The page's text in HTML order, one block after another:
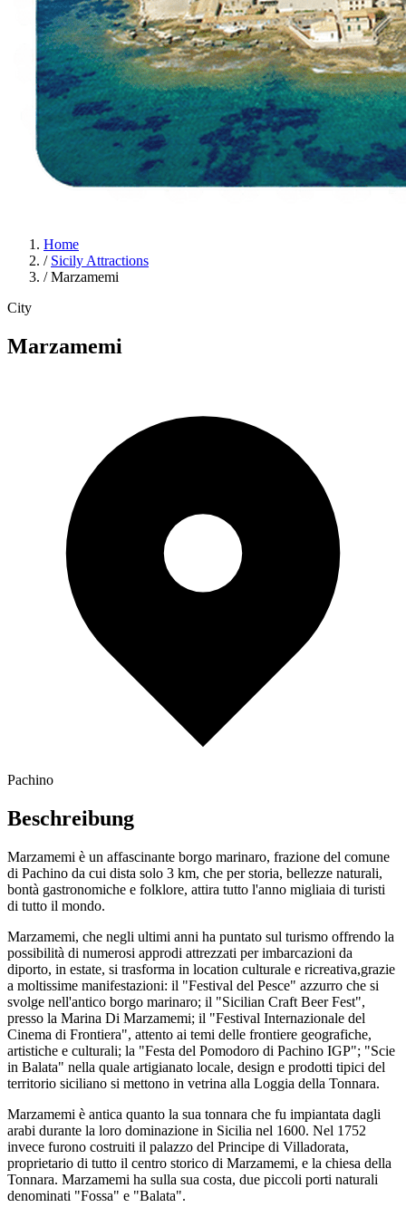
Home
/ Sicily Attractions
/ Marzamemi
City
Marzamemi
Pachino
Beschreibung
Marzamemi è un affascinante borgo marinaro, frazione del comune
di Pachino da cui dista solo 3 km, che per storia, bellezze naturali,
bontà gastronomiche e folklore, attira tutto l'anno migliaia di turisti
di tutto il mondo.
Marzamemi, che negli ultimi anni ha puntato sul turismo offrendo la
possibilità di numerosi approdi attrezzati per imbarcazioni da
diporto, in estate, si trasforma in location culturale e ricreativa,grazie
a moltissime manifestazioni: il "Festival del Pesce" azzurro che si
svolge nell'antico borgo marinaro; il "Sicilian Craft Beer Fest",
presso la Marina Di Marzamemi; il "Festival Internazionale del
Cinema di Frontiera", attento ai temi delle frontiere geografiche,
artistiche e culturali; la "Festa del Pomodoro di Pachino IGP"; "Scie
in Balata" nella quale artigianato locale, design e prodotti tipici del
territorio siciliano si mettono in vetrina alla Loggia della Tonnara.
Marzamemi è antica quanto la sua tonnara che fu impiantata dagli
arabi durante la loro dominazione in Sicilia nel 1600. Nel 1752
invece furono costruiti il palazzo del Principe di Villadorata,
proprietario di tutto il centro storico di Marzamemi, e la chiesa della
Tonnara. Marzamemi ha sulla sua costa, due piccoli porti naturali
denominati "Fossa" e "Balata".